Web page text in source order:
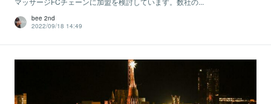
bee 2nd
2022/09/18 14:49